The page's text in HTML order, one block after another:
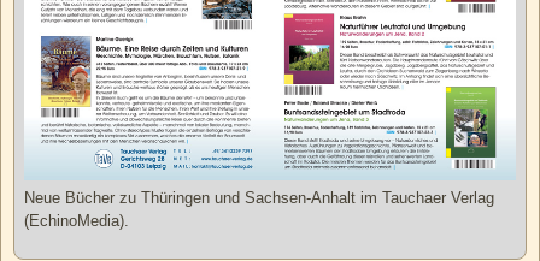
Neue Bücher zu Thüringen und Sachsen-Anhalt im Tauchaer Verlag
(EchinoMedia).